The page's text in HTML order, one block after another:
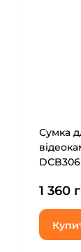
Сумка
1 360